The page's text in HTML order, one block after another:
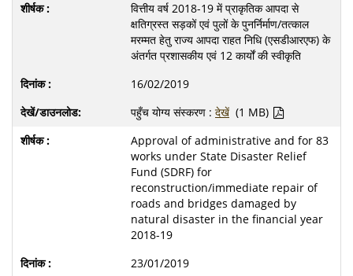
वित्तीय वर्ष 2018-19 में प्राकृतिक आपदा से
क्षतिग्रस्त सड़कों एवं पुलों के पुनर्निर्माण/तत्काल
मरम्मत हेतु राज्य आपदा राहत निधि (एसडीआरएफ) के
अंतर्गत प्रशासकीय एवं 12 कार्यों की स्वीकृति
16/02/2019
पहुँच योग्य संस्करण : देखें (1 MB)
Approval of administrative and for 83
works under State Disaster Relief
Fund (SDRF) for
reconstruction/immediate repair of
roads and bridges damaged by
natural disaster in the financial year
2018-19
23/01/2019